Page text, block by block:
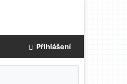
Přihlášení